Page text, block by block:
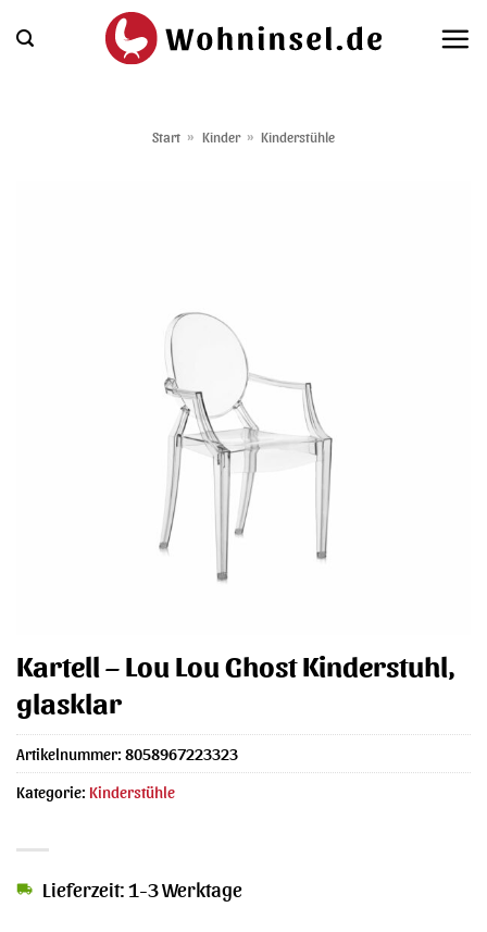
Inhalt
Start » Kinder » Kinderstühle
Kartell – Lou Lou Ghost Kinderstuhl,
glasklar
Lieferzeit: 1-3 Werktage
Artikelnummer: 8058967223323
Kategorie: Kinderstühle